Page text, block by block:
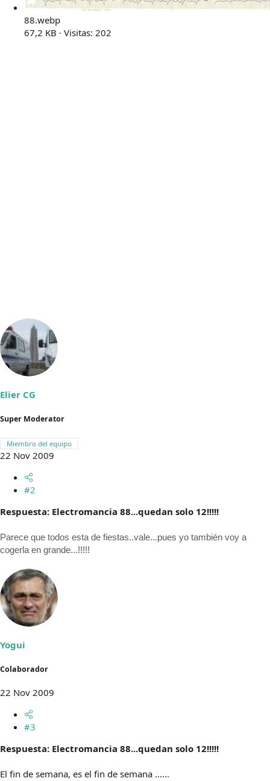
88.webp
67,2 KB · Visitas: 202
Elier CG
Super Moderator
Miembro del equipo
22 Nov 2009
#2
Respuesta: Electromancia 88...quedan solo 12!!!!!
Parece que todos esta de fiestas..vale...pues yo también voy a
cogerla en grande...!!!!!
Yogui
Colaborador
22 Nov 2009
#3
Respuesta: Electromancia 88...quedan solo 12!!!!!
El fin de semana, es el fin de semana ......